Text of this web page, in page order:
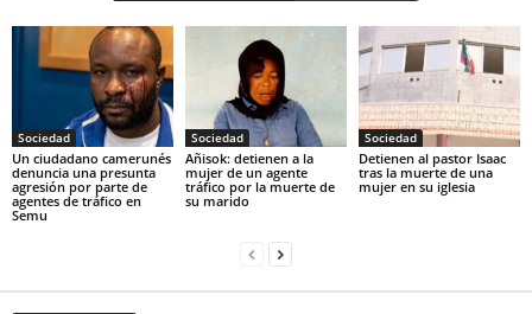
Sociedad
‎Un ciudadano camerunés
denuncia una presunta
agresión por parte de
agentes de tráfico en
Semu
Sociedad
Añisok: detienen a la
mujer de un agente
tráfico por la muerte de
su marido‎
Sociedad
‎Detienen al pastor Isaac
tras la muerte de una
mujer en su iglesia‎